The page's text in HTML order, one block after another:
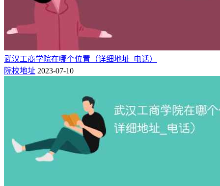
武汉工商学院在哪个位置（详细地址_电话）
院校地址 2023-07-10